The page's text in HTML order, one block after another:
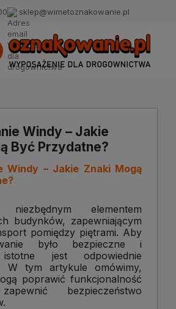
sklep@wimetoznakowanie.pl
Windy – Jakie
Być Przydatne?
Windy – Jakie Znaki Mogą
elementem
budynków, zapewniającym
pomiędzy piętrami. Aby
było bezpieczne i
jest odpowiednie
W tym artykule omówimy,
poprawić funkcjonalność
bezpieczeństwo